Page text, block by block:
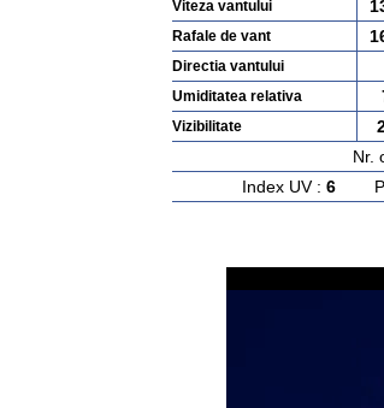
Viteza vantului
Rafale de vant
Directia vantului
Umiditatea relativa
Vizibilitate
Nr.
Index UV : 6